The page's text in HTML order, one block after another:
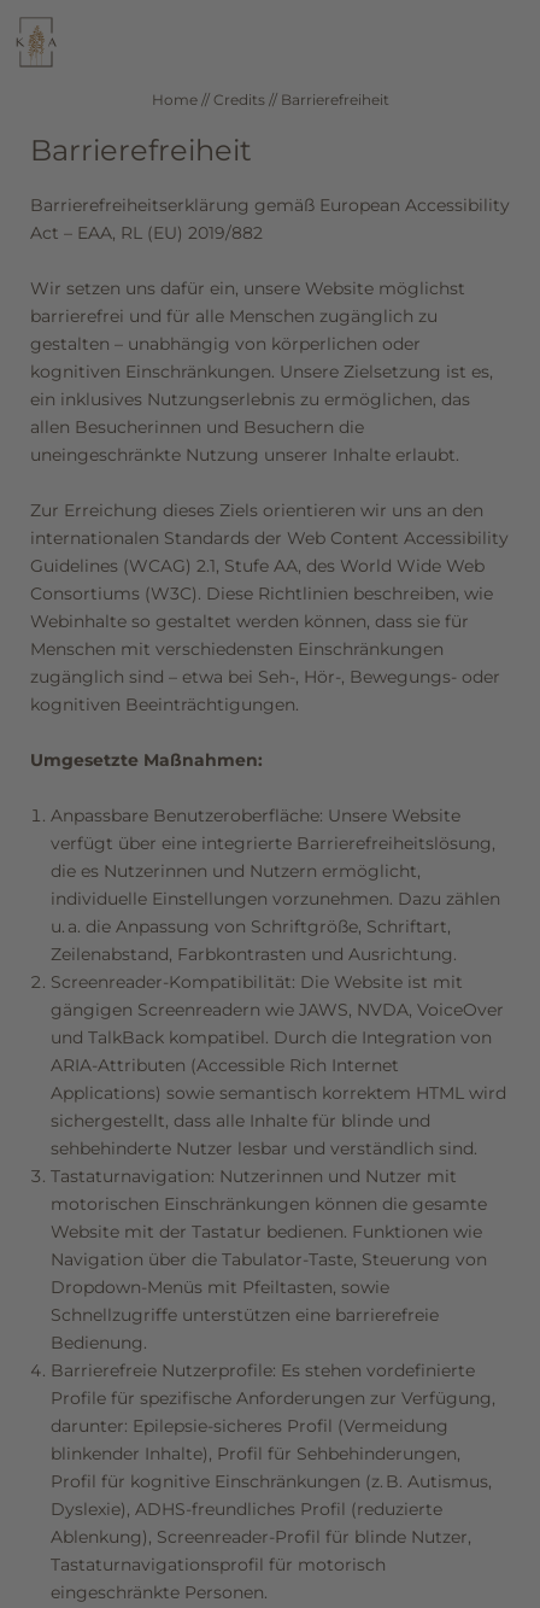
Hotel
Wellness
Zimmer & Angebote
Seefeld in Tirol
Gutscheine
Home // Credits // Barrierefreiheit
Barrierefreiheit
Barrierefreiheitserklärung gemäß European Accessibility
Act – EAA, RL (EU) 2019/882
Wir setzen uns dafür ein, unsere Website möglichst
barrierefrei und für alle Menschen zugänglich zu
gestalten – unabhängig von körperlichen oder
kognitiven Einschränkungen. Unsere Zielsetzung ist es,
ein inklusives Nutzungserlebnis zu ermöglichen, das
allen Besucherinnen und Besuchern die
uneingeschränkte Nutzung unserer Inhalte erlaubt.
Zur Erreichung dieses Ziels orientieren wir uns an den
internationalen Standards der Web Content Accessibility
Guidelines (WCAG) 2.1, Stufe AA, des World Wide Web
Consortiums (W3C). Diese Richtlinien beschreiben, wie
Webinhalte so gestaltet werden können, dass sie für
Menschen mit verschiedensten Einschränkungen
zugänglich sind – etwa bei Seh-, Hör-, Bewegungs- oder
kognitiven Beeinträchtigungen.
Umgesetzte Maßnahmen:
Anpassbare Benutzeroberfläche: Unsere Website
verfügt über eine integrierte Barrierefreiheitslösung,
die es Nutzerinnen und Nutzern ermöglicht,
individuelle Einstellungen vorzunehmen. Dazu zählen
u. a. die Anpassung von Schriftgröße, Schriftart,
Zeilenabstand, Farbkontrasten und Ausrichtung.
Screenreader-Kompatibilität: Die Website ist mit
gängigen Screenreadern wie JAWS, NVDA, VoiceOver
und TalkBack kompatibel. Durch die Integration von
ARIA-Attributen (Accessible Rich Internet
Applications) sowie semantisch korrektem HTML wird
sichergestellt, dass alle Inhalte für blinde und
sehbehinderte Nutzer lesbar und verständlich sind.
Tastaturnavigation: Nutzerinnen und Nutzer mit
motorischen Einschränkungen können die gesamte
Website mit der Tastatur bedienen. Funktionen wie
Navigation über die Tabulator-Taste, Steuerung von
Dropdown-Menüs mit Pfeiltasten, sowie
Schnellzugriffe unterstützen eine barrierefreie
Bedienung.
Barrierefreie Nutzerprofile: Es stehen vordefinierte
Profile für spezifische Anforderungen zur Verfügung,
darunter: Epilepsie-sicheres Profil (Vermeidung
blinkender Inhalte), Profil für Sehbehinderungen,
Profil für kognitive Einschränkungen (z. B. Autismus,
Dyslexie), ADHS-freundliches Profil (reduzierte
Ablenkung), Screenreader-Profil für blinde Nutzer,
Tastaturnavigationsprofil für motorisch
eingeschränkte Personen.